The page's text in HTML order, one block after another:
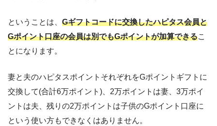
ということは、 Gギフトコードに交換したハピタス会員と
Gポイント口座の会員は別でもGポイントが加算できるこ
とになります。
妻と夫のハピタスポイントそれぞれをGポイントギフトに
交換して(合計6万ポイント)、2万ポイントは妻、3万ポイ
ントは夫、残りの2万ポイントは子供のGポイント口座に
という使い方もできなくはありません。